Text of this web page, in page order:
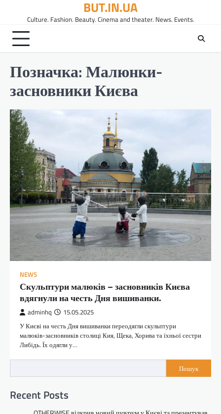
вмісту
BUT.IN.UA
Culture. Fashion. Beauty. Cinema and theater. News. Events.
Позначка:Малюнки-
засновники Києва
NEWS
Скульптури малюків – засновників Києва
вдягнули на честь Дня вишиванки.
adminhq 15.05.2025
У Києві на честь Дня вишиванки переодягли скульптури
малюків-засновників столиці Кия, Щека, Хорива та їхньої сестри
Либідь. Їх одягли у…
Пошук
Recent Posts